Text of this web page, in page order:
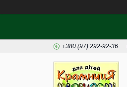
+380 (97) 292-92-36